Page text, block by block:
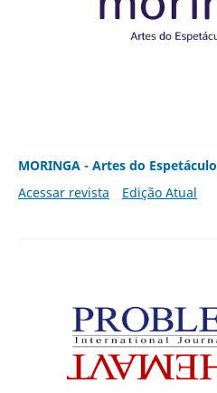
MORINGA - Artes do Espetáculo
Acessar revista
Edição Atual